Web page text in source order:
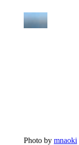
Photo by mnaoki